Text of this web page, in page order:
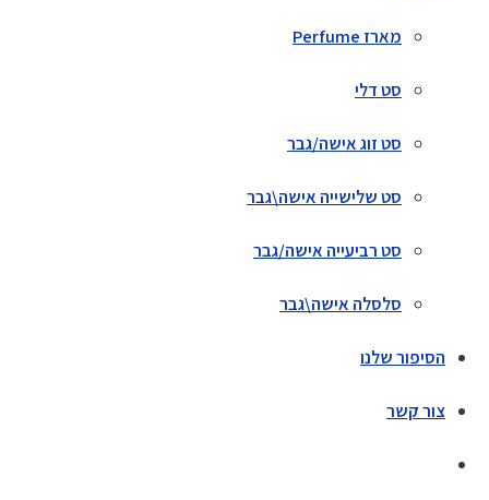
מארז Perfume
סט דלי
סט זוג אישה/גבר
סט שלישייה אישה\גבר
סט רביעייה אישה/גבר
סלסלה אישה\גבר
הסיפור שלנו
צור קשר